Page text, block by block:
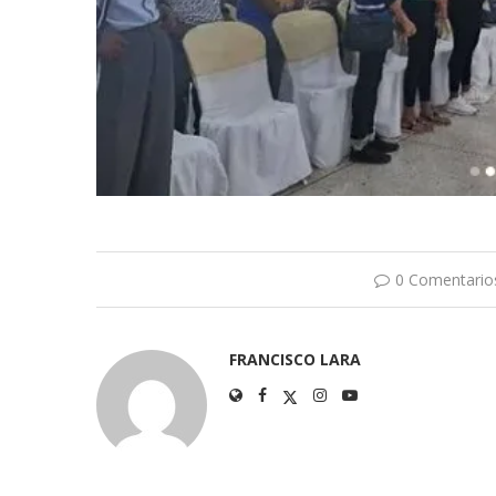
0
FRANCISCO LARA